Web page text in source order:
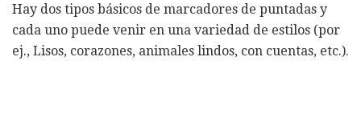
Hay dos tipos básicos de marcadores de puntadas y
cada uno puede venir en una variedad de estilos (por
ej., Lisos, corazones, animales lindos, con cuentas, etc.).